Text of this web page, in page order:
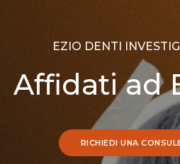
EZIO DENTI
Affidati ad
RICHIEDI UNA